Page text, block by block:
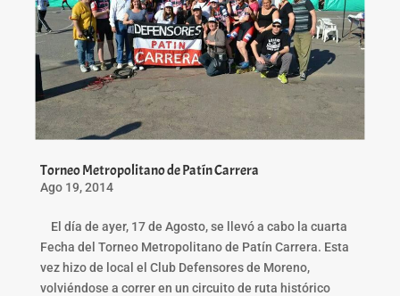
Torneo Metropolitano de Patín Carrera
Ago 19, 2014
El día de ayer, 17 de Agosto, se llevó a cabo la cuarta
Fecha del Torneo Metropolitano de Patín Carrera. Esta
vez hizo de local el Club Defensores de Moreno,
volviéndose a correr en un circuito de ruta histórico